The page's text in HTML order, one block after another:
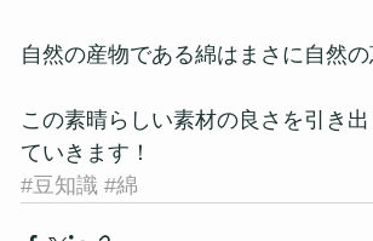
自然の産物である綿はまさに自然の
この素晴らしい素材の良さを引き
ていきます！
#豆知識 #綿